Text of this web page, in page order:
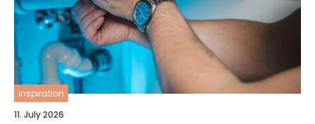
inspiration
11. July 2026